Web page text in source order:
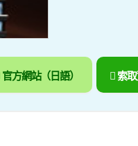
官方網站（日語） 索取